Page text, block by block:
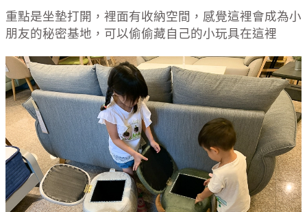
重點是坐墊打開，裡面有收納空間，感覺這裡會成為小
朋友的秘密基地，可以偷偷藏自己的小玩具在這裡